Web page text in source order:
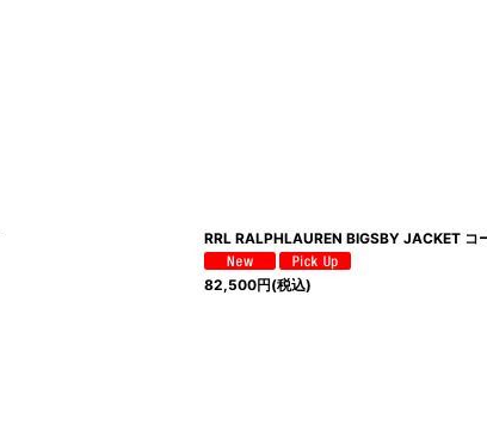
RRL RALPHLAUREN BIGSBY JACKET
82,500円(税込)